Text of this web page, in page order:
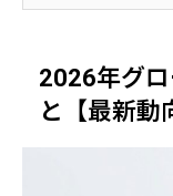
2026年グ
と【最新動